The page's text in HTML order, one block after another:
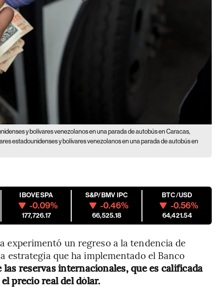
y bolívares venezolanos en una parada de autobús en Caracas,
estadounidenses y bolívares venezolanos en una parada de autobús en
IBOVESPA
-0.09%
177,726.17
S&P/BMV IPC
-0.46%
66,525.18
BTC/USD
-0.56%
64,421.54
experimentó un regreso a la tendencia de
estrategia que ha implementado el Banco
las reservas internacionales, que es calificada
precio real del dólar.